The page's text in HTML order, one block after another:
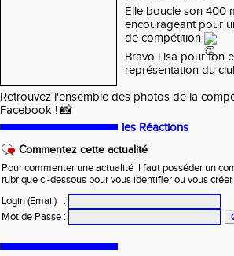
Elle boucle son 400
encourageant pour
de compétition
Bravo Lisa pour ton
représentation du
Retrouvez l'ensemble des photos de la
Facebook ! 📸
les Réactions
Commentez cette actualité
Pour commenter une actualité il faut posséder un
rubrique ci-dessous pour vous identifier ou vous
Login (Email)
:
Mot de Passe :